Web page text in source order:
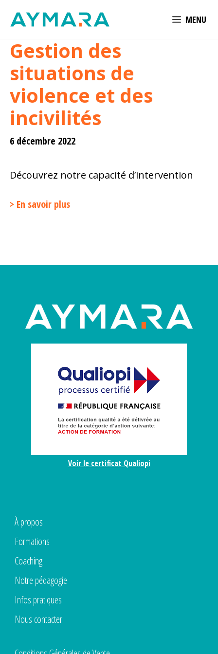
MENU
Gestion des
situations de
violence et des
incivilités
6 décembre 2022
Découvrez notre capacité d’intervention
> En savoir plus
Voir le certificat Qualiopi
À propos
Formations
Coaching
Notre pédagogie
Infos pratiques
Nous contacter